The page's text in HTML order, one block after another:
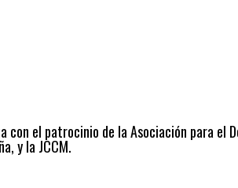
el patrocinio de la Asociación para el
y la JCCM.